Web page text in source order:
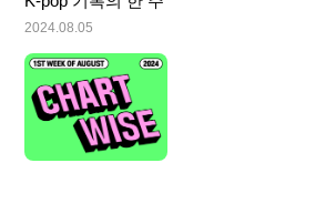
2024.08.05